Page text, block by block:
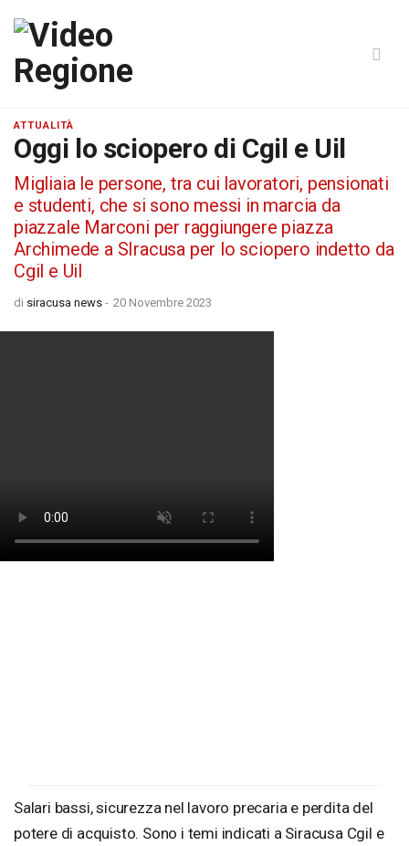
ATTUALITÀ
Oggi lo sciopero di Cgil e Uil
Migliaia le persone, tra cui lavoratori, pensionati
e studenti, che si sono messi in marcia da
piazzale Marconi per raggiungere piazza
Archimede a SIracusa per lo sciopero indetto da
Cgil e Uil
di siracusa news - 20 Novembre 2023
Salari bassi, sicurezza nel lavoro precaria e perdita del
potere di acquisto. Sono i temi indicati a Siracusa Cgil e